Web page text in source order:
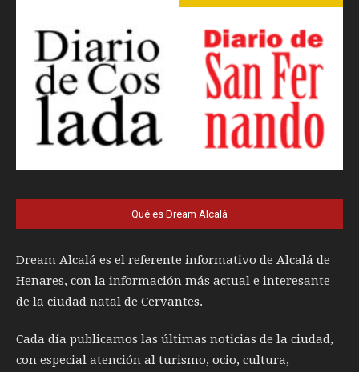
Qué es Dream Alcalá
Dream Alcalá es el referente informativo de Alcalá de
Henares, con la información más actual e interesante
de la ciudad natal de Cervantes.
Cada día publicamos las últimas noticias de la ciudad,
con especial atención al turismo, ocio, cultura,